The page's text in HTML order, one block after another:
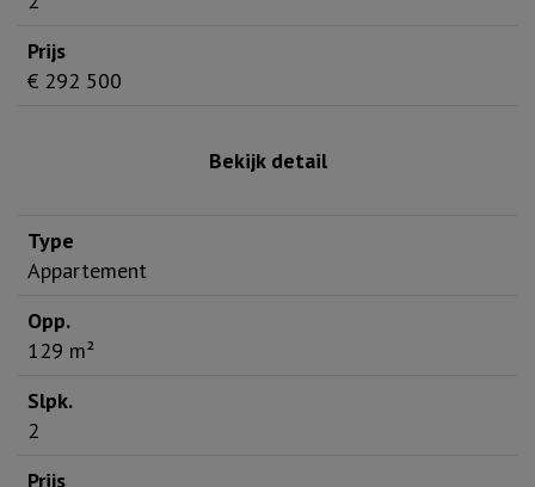
2
€ 292 500
Bekijk detail
Appartement
129 m²
2